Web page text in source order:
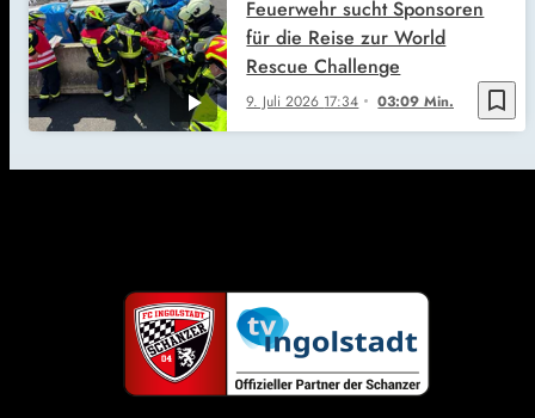
bookmark_border
9. Juli 2026 17:34 03:09 Min.
Feuerwehr sucht Sponsoren
für die Reise zur World
Rescue Challenge